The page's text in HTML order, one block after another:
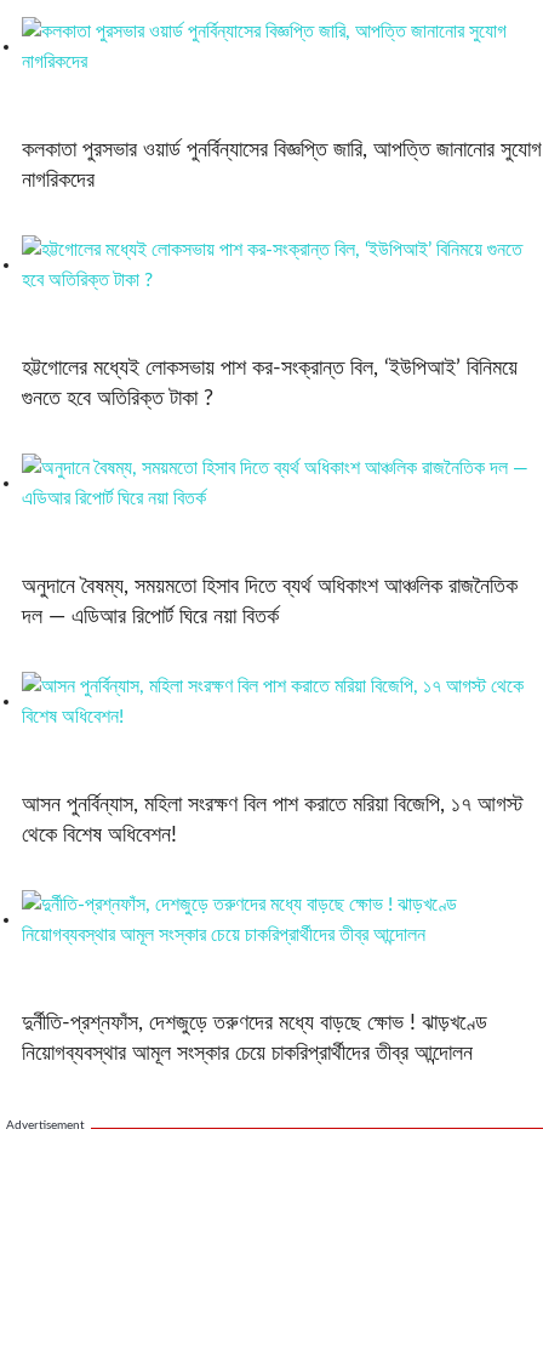
কলকাতা পুরসভার ওয়ার্ড পুনর্বিন্যাসের বিজ্ঞপ্তি জারি, আপত্তি জানানোর সুযোগ
নাগরিকদের
হট্টগোলের মধ্যেই লোকসভায় পাশ কর-সংক্রান্ত বিল, ‘ইউপিআই’ বিনিময়ে
গুনতে হবে অতিরিক্ত টাকা ?
অনুদানে বৈষম্য, সময়মতো হিসাব দিতে ব্যর্থ অধিকাংশ আঞ্চলিক রাজনৈতিক
দল — এডিআর রিপোর্ট ঘিরে নয়া বিতর্ক
আসন পুনর্বিন্যাস, মহিলা সংরক্ষণ বিল পাশ করাতে মরিয়া বিজেপি, ১৭ আগস্ট
থেকে বিশেষ অধিবেশন!
দুর্নীতি-প্রশ্নফাঁস, দেশজুড়ে তরুণদের মধ্যে বাড়ছে ক্ষোভ ! ঝাড়খণ্ডে
নিয়োগব্যবস্থার আমূল সংস্কার চেয়ে চাকরিপ্রার্থীদের তীব্র আন্দোলন
Advertisement